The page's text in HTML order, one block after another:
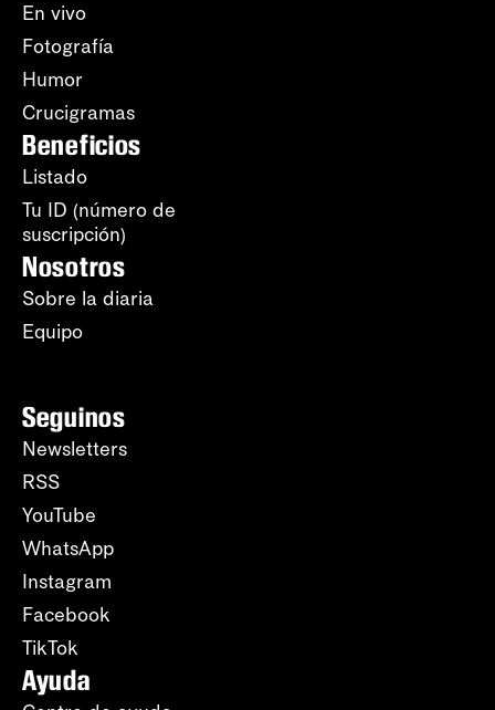
En vivo
Fotografía
Humor
Crucigramas
Beneficios
Listado
Tu ID (número de
suscripción)
Nosotros
Sobre la diaria
Equipo
Seguinos
Newsletters
RSS
YouTube
WhatsApp
Instagram
Facebook
TikTok
Ayuda